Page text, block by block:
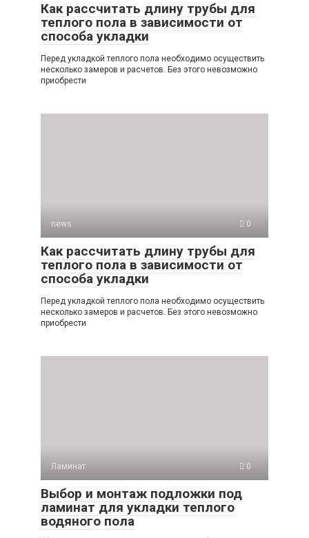
Как рассчитать длину трубы для
теплого пола в зависимости от
способа укладки
Перед укладкой теплого пола необходимо осуществить
несколько замеров и расчетов. Без этого невозможно
приобрести
news 0
Как рассчитать длину трубы для
теплого пола в зависимости от
способа укладки
Перед укладкой теплого пола необходимо осуществить
несколько замеров и расчетов. Без этого невозможно
приобрести
Ламинат 0
Выбор и монтаж подложки под
ламинат для укладки теплого
водяного пола